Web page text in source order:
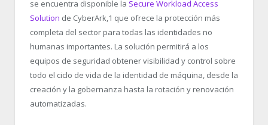
se encuentra disponible la Secure Workload Access
Solution de CyberArk,1 que ofrece la protección más
completa del sector para todas las identidades no
humanas importantes. La solución permitirá a los
equipos de seguridad obtener visibilidad y control sobre
todo el ciclo de vida de la identidad de máquina, desde la
creación y la gobernanza hasta la rotación y renovación
automatizadas.